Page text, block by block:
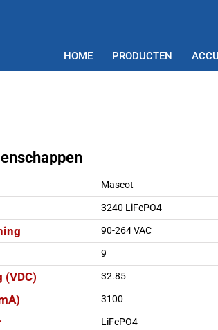
HOME PRODUCTEN
Mascot
3240 LiFePO4
90-264 VAC
9
(VDC) 32.85
3100
LiFePO4